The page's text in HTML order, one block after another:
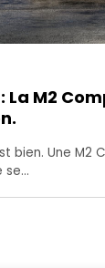
: La M2
bien. Une M2
se…